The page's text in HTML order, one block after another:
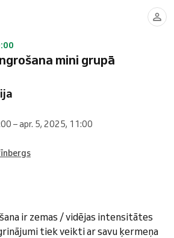
mini grupā
– apr. 5, 2025, 11:00
ir zemas / vidējas intensitātes
tiek veikti ar savu ķermeņa